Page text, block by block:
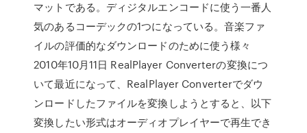
マットである。ディジタルエンコードに使う一番人
気のあるコーデックの1つになっている。音楽ファ
イルの評価的なダウンロードのために使う様々
2010年10月11日 RealPlayer Converterの変換につ
いて最近になって、RealPlayer Converterでダウ
ンロードしたファイルを変換しようとすると、以下
変換したい形式はオーディオプレイヤーで再生でき